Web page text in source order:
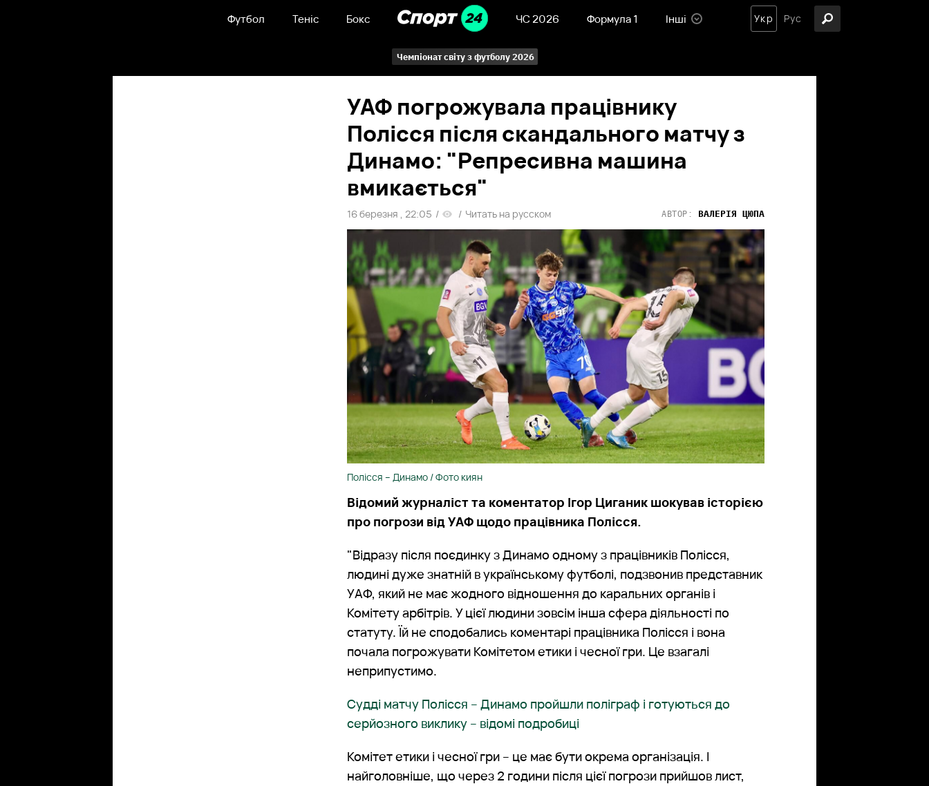
Футбол Теніс Бокс ЧС 2026 Формула 1 Інші Укр Рус
Чемпіонат світу з футболу 2026
УАФ погрожувала працівнику
Полісся після скандального матчу з
Динамо: "Репресивна машина
вмикається"
16 березня , 22:05 / / Читать на русском АВТОР: ВАЛЕРІЯ ЦЮПА
Полісся – Динамо / Фото киян
Відомий журналіст та коментатор Ігор Циганик шокував історією
про погрози від УАФ щодо працівника Полісся.
"Відразу після поєдинку з Динамо одному з працівників Полісся,
людині дуже знатній в українському футболі, подзвонив представник
УАФ, який не має жодного відношення до каральних органів і
Комітету арбітрів. У цієї людини зовсім інша сфера діяльності по
статуту. Їй не сподобались коментарі працівника Полісся і вона
почала погрожувати Комітетом етики і чесної гри. Це взагалі
неприпустимо.
Судді матчу Полісся – Динамо пройшли поліграф і готуються до
серйозного виклику – відомі подробиці
Комітет етики і чесної гри – це має бути окрема організація. І
найголовніше, що через 2 години після цієї погрози прийшов лист,